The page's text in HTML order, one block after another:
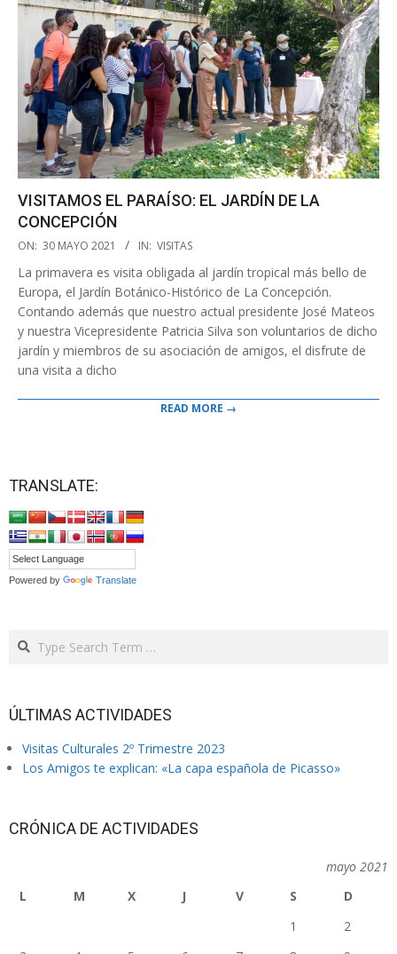
VISITAMOS EL PARAÍSO: EL JARDÍN DE LA
CONCEPCIÓN
2021-
30
ON: 30 MAYO 2021 IN: VISITAS
La primavera es visita obligada al jardín tropical más bello de
Europa, el Jardín Botánico-Histórico de La Concepción.
Contando además que nuestro actual presidente José Mateos
y nuestra Vicepresidente Patricia Silva son voluntarios de dicho
jardín y miembros de su asociación de amigos, el disfrute de
una visita a dicho
READ MORE →
TRANSLATE:
Powered by Translate
Search
ÚLTIMAS ACTIVIDADES
Visitas Culturales 2º Trimestre 2023
Los Amigos te explican: «La capa española de Picasso»
CRÓNICA DE ACTIVIDADES
mayo 2021
L
M X J V S
D
1
2